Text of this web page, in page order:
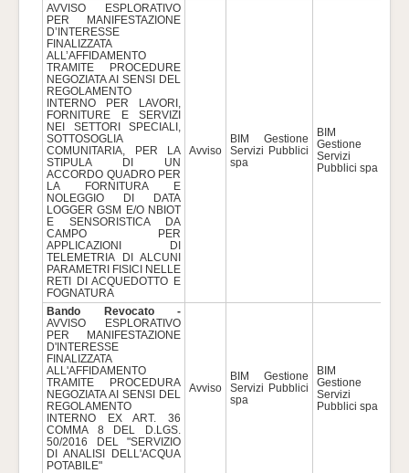
AVVISO ESPLORATIVO
PER MANIFESTAZIONE
D’INTERESSE
FINALIZZATA
ALL’AFFIDAMENTO
TRAMITE PROCEDURE
NEGOZIATA AI SENSI DEL
REGOLAMENTO
INTERNO PER LAVORI,
FORNITURE E SERVIZI
NEI SETTORI SPECIALI,
SOTTOSOGLIA
COMUNITARIA, PER LA
STIPULA DI UN
ACCORDO QUADRO PER
LA FORNITURA E
NOLEGGIO DI DATA
LOGGER GSM E/O NBIOT
E SENSORISTICA DA
CAMPO PER
APPLICAZIONI DI
TELEMETRIA DI ALCUNI
PARAMETRI FISICI NELLE
RETI DI ACQUEDOTTO E
FOGNATURA
Avviso
BIM Gestione
Servizi Pubblici
spa
BIM
Gestione
Servizi
Pubblici spa
Bando Revocato -
AVVISO ESPLORATIVO
PER MANIFESTAZIONE
D'INTERESSE
FINALIZZATA
ALL'AFFIDAMENTO
TRAMITE PROCEDURA
NEGOZIATA AI SENSI DEL
REGOLAMENTO
INTERNO EX ART. 36
COMMA 8 DEL D.LGS.
50/2016 DEL "SERVIZIO
DI ANALISI DELL'ACQUA
POTABILE"
Avviso
BIM Gestione
Servizi Pubblici
spa
BIM
Gestione
Servizi
Pubblici spa